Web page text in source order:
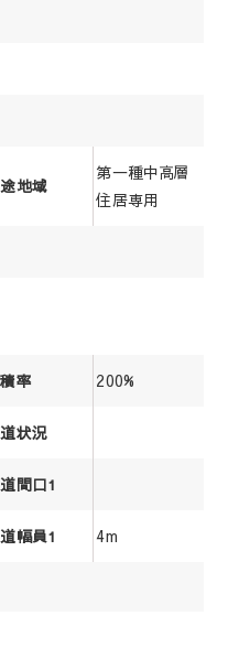
地域
第一種中高層
住居専用
率 200%
状況
間口1
幅員1 4m